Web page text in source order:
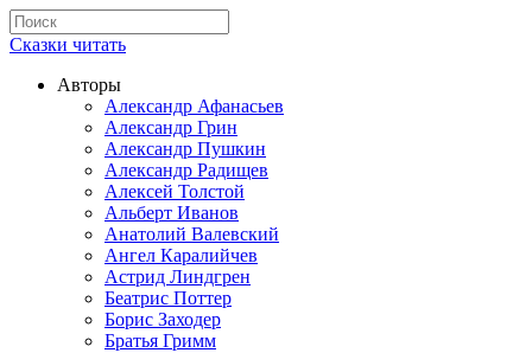
Сказки читать
Авторы
Александр Афанасьев
Александр Грин
Александр Пушкин
Александр Радищев
Алексей Толстой
Альберт Иванов
Анатолий Валевский
Ангел Каралийчев
Астрид Линдгрен
Беатрис Поттер
Борис Заходер
Братья Гримм